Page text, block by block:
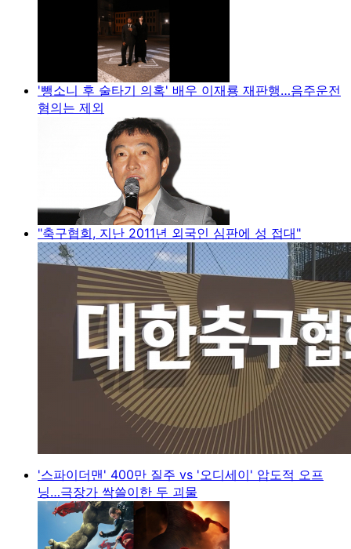
'뺑소니 후 술타기 의혹' 배우 이재룡 재판행…음주운전
혐의는 제외
"축구협회, 지난 2011년 외국인 심판에 성 접대"
'스파이더맨' 400만 질주 vs '오디세이' 압도적 오프
닝…극장가 싹쓸이한 두 괴물